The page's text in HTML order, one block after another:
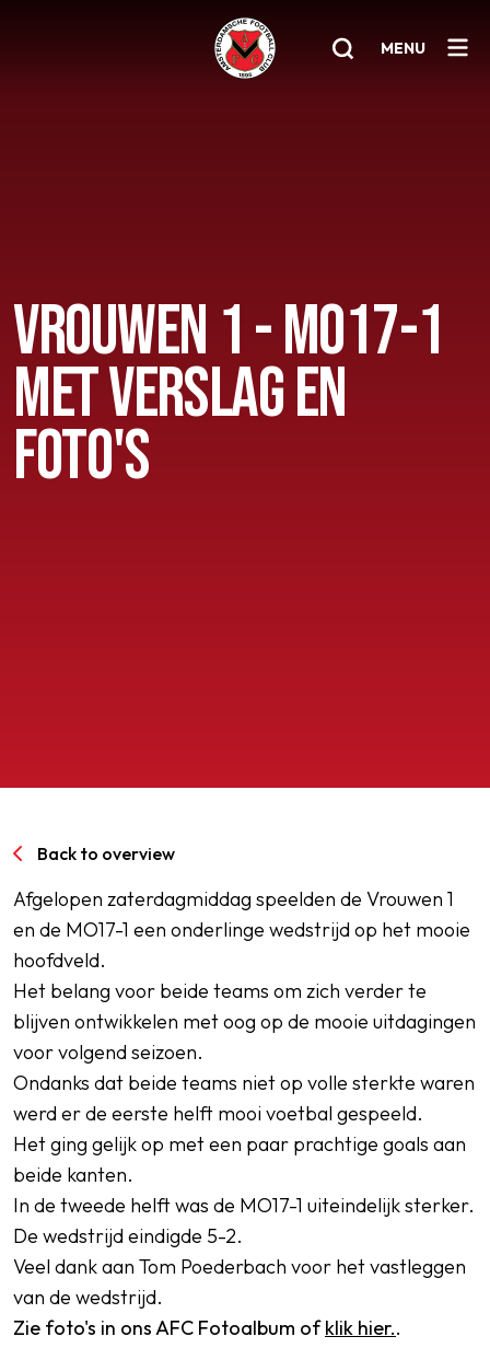
MENU
Jeugd
Senioren
Clubinfo
Nieuwsoverzicht
Sponsoring
VROUWEN 1 - MO17-1
MET VERSLAG EN
FOTO'S
Back to overview
Afgelopen zaterdagmiddag speelden de Vrouwen 1
en de MO17-1 een onderlinge wedstrijd op het mooie
hoofdveld.
Het belang voor beide teams om zich verder te
blijven ontwikkelen met oog op de mooie uitdagingen
voor volgend seizoen.
Ondanks dat beide teams niet op volle sterkte waren
werd er de eerste helft mooi voetbal gespeeld.
Het ging gelijk op met een paar prachtige goals aan
beide kanten.
In de tweede helft was de MO17-1 uiteindelijk sterker.
De wedstrijd eindigde 5-2.
Veel dank aan Tom Poederbach voor het vastleggen
van de wedstrijd.
Zie foto's in ons AFC Fotoalbum ofklik hier..